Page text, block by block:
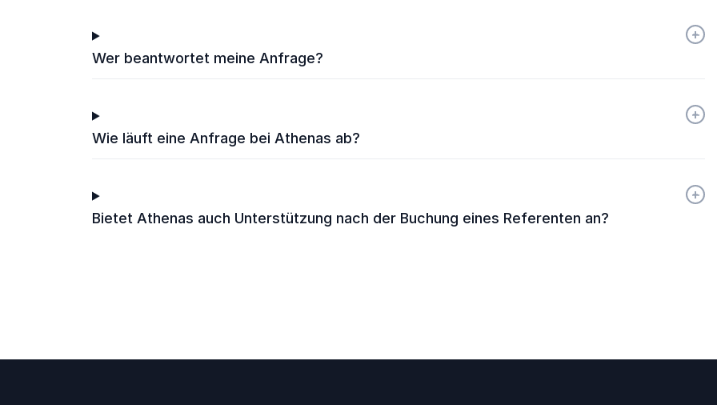
Wer beantwortet meine Anfrage?
+
-
Wie läuft eine Anfrage bei Athenas ab?
+
-
Bietet Athenas auch Unterstützung nach der Buchung eines Referenten an?
+
-